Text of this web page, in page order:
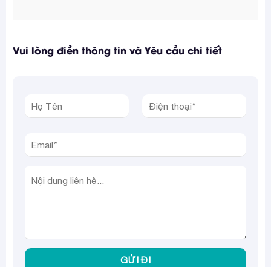
Vui lòng điền thông tin và Yêu cầu chi tiết